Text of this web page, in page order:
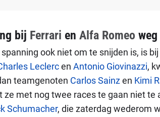
bij Ferrari en Alfa Romeo
ook niet om te snijden is, is
Leclercen Antonio Giovinazzi,
teamgenoten Carlos Sainzen Kimi
ze met nog twee races te gaan niet
Schumacher, die zaterdag wederom